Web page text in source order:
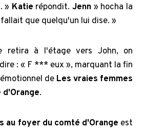
» Katie répondit.Jenn » hocha la
que quelqu'un lui dise. »
retira à l'étage vers John, on
: « F *** eux », marquant la fin
de Les vraies femmes
.
au foyer du comté d'Orange est